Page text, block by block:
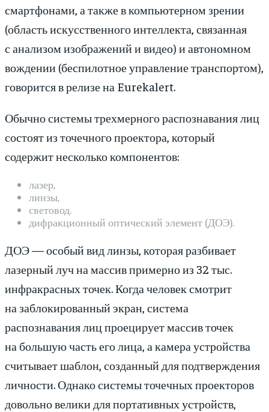
смартфонами, а также в компьютерном зрении
(область искусственного интеллекта, связанная
с анализом изображений и видео) и автономном
вождении (беспилотное управление транспортом),
говорится в релизе на Eurekalert.
Обычно системы трехмерного распознавания лиц
состоят из точечного проектора, который
содержит несколько компонентов:
лазер,
линзы,
световод.
дифракционный оптический элемент (ДОЭ).
ДОЭ — особый вид линзы, которая разбивает
лазерный луч на массив примерно из 32 тыс.
инфракрасных точек. Когда человек смотрит
на заблокированный экран, система
распознавания лиц проецирует массив точек
на большую часть его лица, а камера устройства
считывает шаблон, созданный для подтверждения
личности. Однако системы точечных проекторов
довольно велики для портативных устройств,